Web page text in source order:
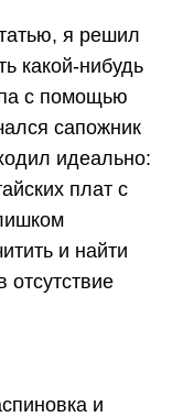
я решил
какой-нибудь
с помощью
сапожник
идеально:
плат с
и найти
отсутствие
и